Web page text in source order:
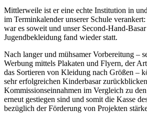
Mittlerweile ist er eine echte Institution in
im Terminkalender unserer Schule
war es soweit und unser Second-Hand-
Jugendbekleidung fand wieder statt.
Nach langer und mühsamer Vorbereitung –
Werbung mittels Plakaten und Flyern, der
das Sortieren von Kleidung nach Größen –
sehr erfolgreichen Kinderbasar
Kommissionseinnahmen im Vergleich zu
erneut gestiegen sind und somit die Kasse
bezüglich der Förderung von Projekten